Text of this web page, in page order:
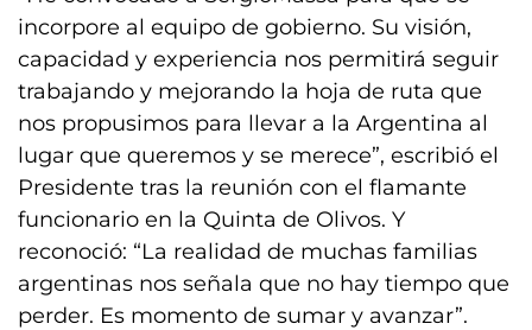
incorpore al equipo de gobierno. Su visión,
capacidad y experiencia nos permitirá seguir
trabajando y mejorando la hoja de ruta que
nos propusimos para llevar a la Argentina al
lugar que queremos y se merece”, escribió el
Presidente tras la reunión con el flamante
funcionario en la Quinta de Olivos. Y
reconoció: “La realidad de muchas familias
argentinas nos señala que no hay tiempo que
perder. Es momento de sumar y avanzar”.